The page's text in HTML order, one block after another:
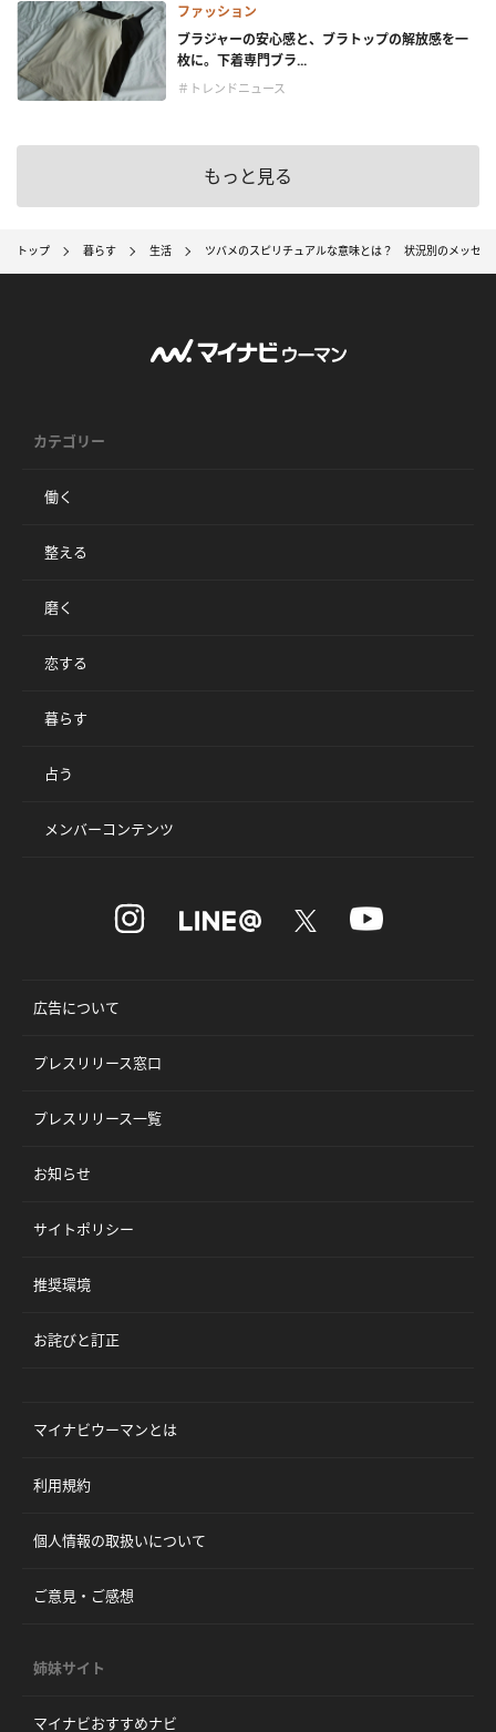
ファッション
ブラジャーの安心感と、ブラトップの解放感を一
枚に。下着専門ブラ...
＃トレンドニュース
もっと見る
トップ 暮らす 生活 ツバメのスピリチュアルな意味とは？ 状況別のメッセー
カテゴリー
働く
整える
磨く
恋する
暮らす
占う
メンバーコンテンツ
広告について
プレスリリース窓口
プレスリリース一覧
お知らせ
サイトポリシー
推奨環境
お詫びと訂正
マイナビウーマンとは
利用規約
個人情報の取扱いについて
ご意見・ご感想
姉妹サイト
マイナビおすすめナビ